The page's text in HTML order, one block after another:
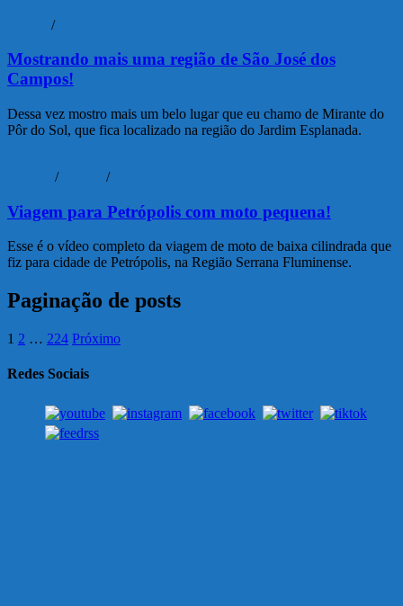
/
Mostrando mais uma região de São José dos
Campos!
Dessa vez mostro mais um belo lugar que eu chamo de Mirante do
Pôr do Sol, que fica localizado na região do Jardim Esplanada.
/ /
Viagem para Petrópolis com moto pequena!
Esse é o vídeo completo da viagem de moto de baixa cilindrada que
fiz para cidade de Petrópolis, na Região Serrana Fluminense.
Paginação de posts
1 2 … 224 Próximo
Redes Sociais